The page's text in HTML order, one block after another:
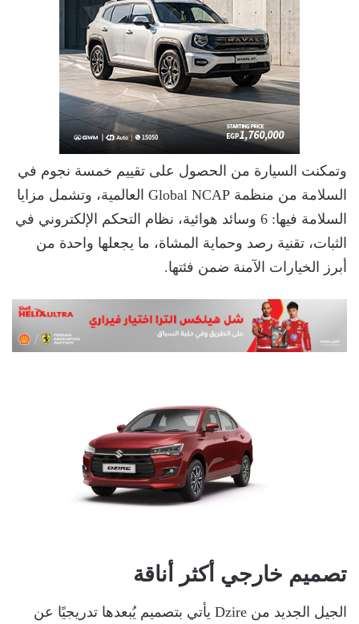
وتمكنت السيارة من الحصول على تقييم خمسة نجوم في
السلامة من منظمة Global NCAP العالمية، وتشمل مزايا
السلامة فيها: 6 وسائد هوائية، نظام التحكم الإلكتروني في
الثبات، تقنية رصد وحماية المشاة، ما يجعلها واحدة من
أبرز الخيارات الآمنة ضمن فئتها.
تصميم خارجي أكثر أناقة
الجيل الجديد من Dzire يأتي بتصميم يُبعدها تدريجيًا عن